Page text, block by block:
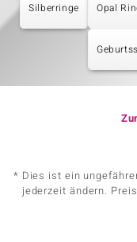
Silberringe Opal
* Dies ist ein
jederzeit ändern.